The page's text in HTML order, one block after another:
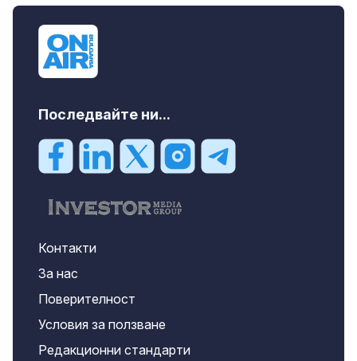
Последвайте ни...
Контакти
За нас
Поверителност
Условия за ползване
Редакционни стандарти